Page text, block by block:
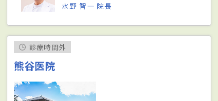
水野 智一 院長
診療時間外
熊谷医院